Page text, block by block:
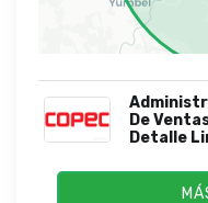
De
Detalle